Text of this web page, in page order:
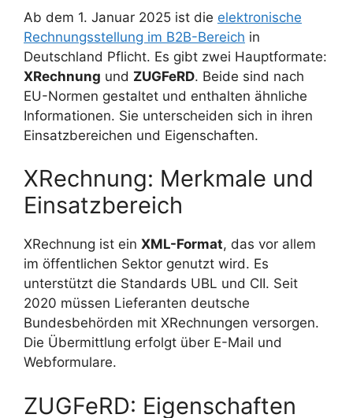
Ab dem 1. Januar 2025 ist die elektronische
Rechnungsstellung im B2B-Bereich in
Deutschland Pflicht. Es gibt zwei Hauptformate:
XRechnung und ZUGFeRD. Beide sind nach
EU-Normen gestaltet und enthalten ähnliche
Informationen. Sie unterscheiden sich in ihren
Einsatzbereichen und Eigenschaften.
XRechnung: Merkmale und
Einsatzbereich
XRechnung ist ein XML-Format, das vor allem
im öffentlichen Sektor genutzt wird. Es
unterstützt die Standards UBL und CII. Seit
2020 müssen Lieferanten deutsche
Bundesbehörden mit XRechnungen versorgen.
Die Übermittlung erfolgt über E-Mail und
Webformulare.
ZUGFeRD: Eigenschaften